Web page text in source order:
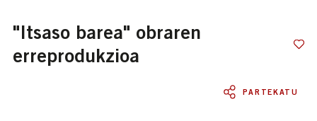
"itsaso barea" obraren
erreprodukzioa
PARTEKATU